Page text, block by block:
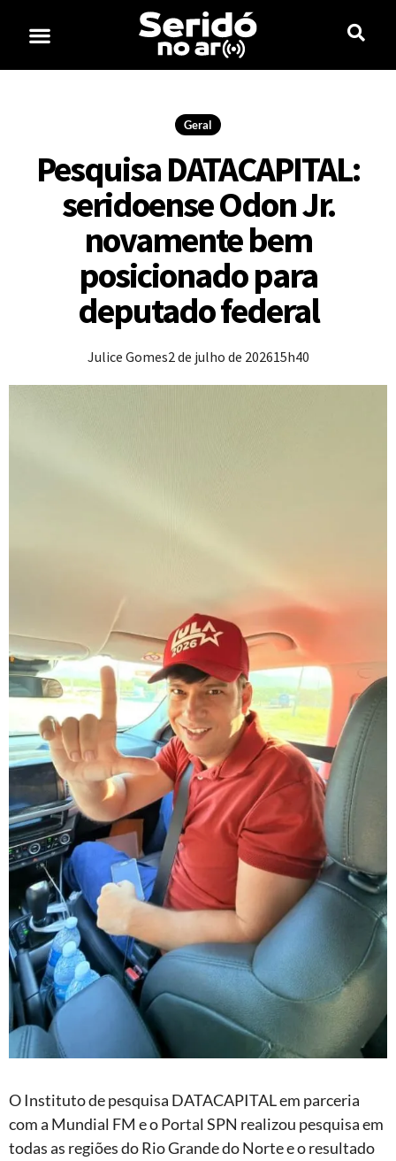
Geral
Pesquisa DATACAPITAL:
seridoense Odon Jr.
novamente bem
posicionado para
deputado federal
Julice Gomes2 de julho de 202615h40
O Instituto de pesquisa DATACAPITAL em parceria
com a Mundial FM e o Portal SPN realizou pesquisa em
todas as regiões do Rio Grande do Norte e o resultado